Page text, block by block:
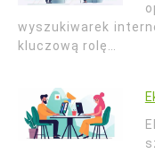
wyszukiwarek
kluczową rolę…